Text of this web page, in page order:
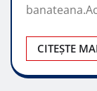
CITEȘTE